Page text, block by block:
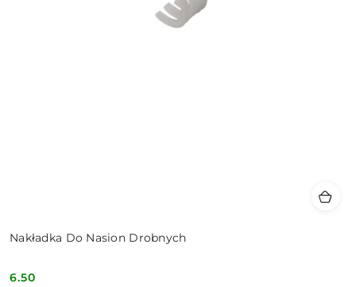
Nakładka Do Nasion Drobnych
6.50